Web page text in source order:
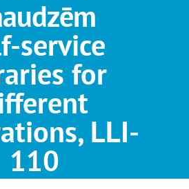
service
for
LLI-
110